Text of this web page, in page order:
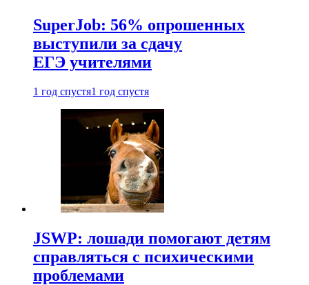
SuperJob: 56% опрошенных
выступили за сдачу
ЕГЭ учителями
1 год спустя1 год спустя
JSWP: лошади помогают детям
справляться с психическими
проблемами